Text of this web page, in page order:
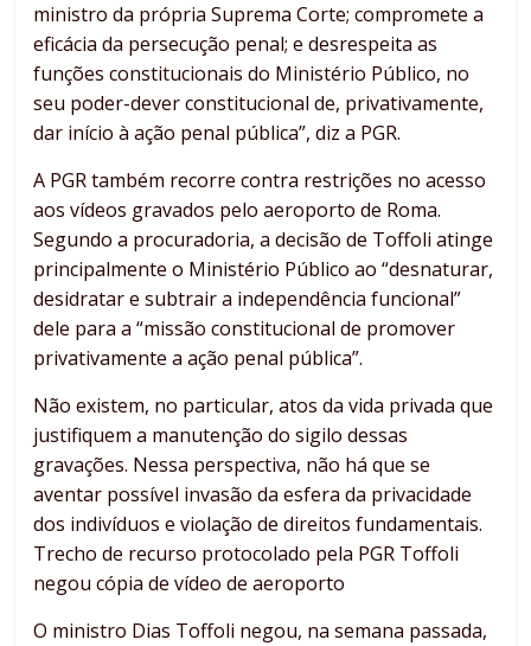
ministro da própria Suprema Corte; compromete a
eficácia da persecução penal; e desrespeita as
funções constitucionais do Ministério Público, no
seu poder-dever constitucional de, privativamente,
dar início à ação penal pública”, diz a PGR.
A PGR também recorre contra restrições no acesso
aos vídeos gravados pelo aeroporto de Roma.
Segundo a procuradoria, a decisão de Toffoli atinge
principalmente o Ministério Público ao “desnaturar,
desidratar e subtrair a independência funcional”
dele para a “missão constitucional de promover
privativamente a ação penal pública”.
Não existem, no particular, atos da vida privada que
justifiquem a manutenção do sigilo dessas
gravações. Nessa perspectiva, não há que se
aventar possível invasão da esfera da privacidade
dos indivíduos e violação de direitos fundamentais.
Trecho de recurso protocolado pela PGR Toffoli
negou cópia de vídeo de aeroporto
O ministro Dias Toffoli negou, na semana passada,